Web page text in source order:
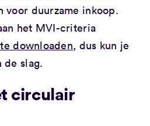
voor duurzame inkoop.
het MVI-criteria
downloaden, dus kun je
de slag.
circulair